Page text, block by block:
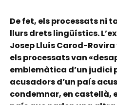
De fet, els processats ni
llurs drets lingüístics.
Josep Lluís Carod-
els processats van
emblemàtica d’un judici
acusadors d’un país
condemnar, en castellà,